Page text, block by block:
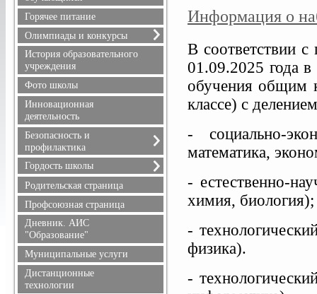
Горячее питание
Олимпиады и конкурсы
Всероссийская олимпиада
школьников
Положения олимпиад и
конкурсов, результаты
История образовательного
учреждения
Фото школы
Инновационная
деятельность
Безопасность и
профилактика
Безопасность дорожного
движения
Информационная
безопасность
Здоровье
Профилактика терроризма
и экстремизма
Профилактика
правонарушений
Противопожарная
Гордость школы
Учителя
Ученики
Выпускники
Учителя, имеющие
государственные награды
Родительская страница
Профсоюзная страница
Дневник. АИС
"Образование"
Муниципальные услуги
Дистанционные
технологии
Информация о
В
01.09.2025 года
обучения общим
классе) с
- социально-
математика,
- естественно-
химия, биология);
-
физика).
-